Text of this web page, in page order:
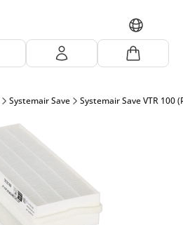
Systemair Save Systemair Save VTR 100